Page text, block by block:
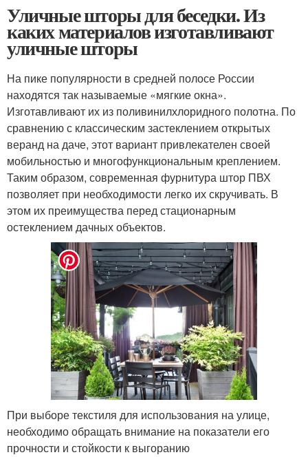
Уличные шторы для беседки. Из
каких материалов изготавливают
уличные шторы
На пике популярности в средней полосе России
находятся так называемые «мягкие окна».
Изготавливают их из поливинилхлоридного полотна. По
сравнению с классическим застеклением открытых
веранд на даче, этот вариант привлекателен своей
мобильностью и многофункциональным креплением.
Таким образом, современная фурнитура штор ПВХ
позволяет при необходимости легко их скручивать. В
этом их преимущества перед стационарным
остеклением дачных объектов.
При выборе текстиля для использования на улице,
необходимо обращать внимание на показатели его
прочности и стойкости к выгоранию